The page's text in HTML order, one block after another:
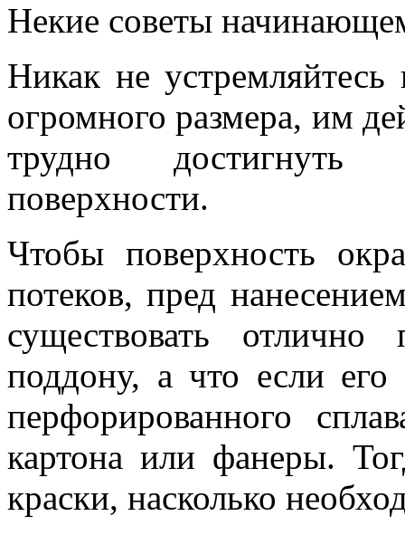
Некие советы
Никак не
огромного размера, им
трудно достигнуть
поверхности.
Чтобы поверхность
потеков, пред
существовать отлично
поддону, а что если его
перфорированного
картона или фанеры.
краски, насколько